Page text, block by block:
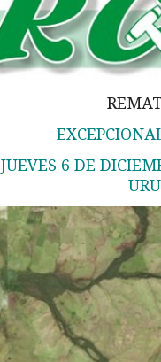
JUEVES 6 DE